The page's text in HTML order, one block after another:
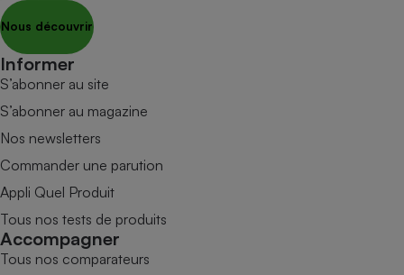
Nous découvrir
Informer
S’abonner au site
S’abonner au magazine
Nos newsletters
Commander une parution
Appli Quel Produit
Tous nos tests de produits
Accompagner
Tous nos comparateurs